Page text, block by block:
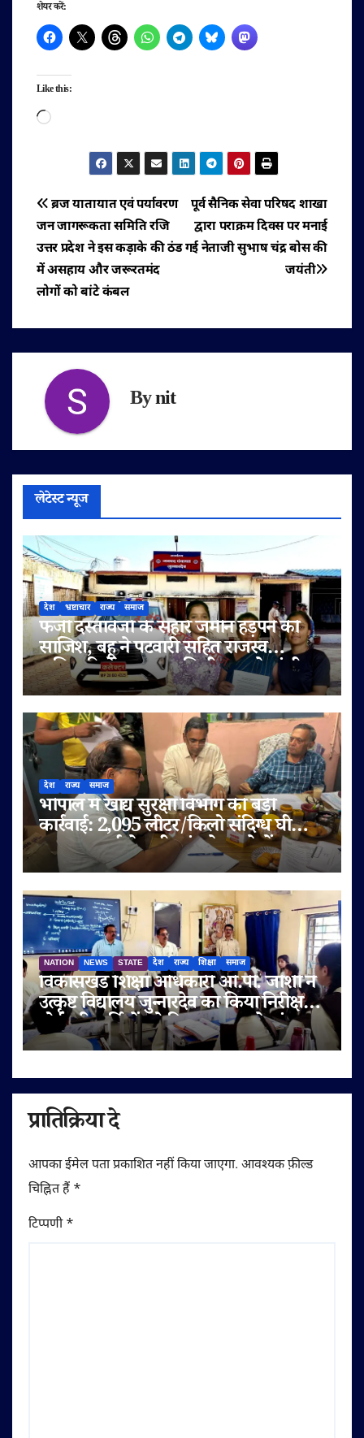
शेयर करें:
Like this:
Loading…
पोस्ट
नेविगेशन
पूर्व सैनिक सेवा परिषद शाखा
द्वारा पराक्रम दिवस पर मनाई
गई नेताजी सुभाष चंद्र बोस की
जयंती
ब्रज यातायात एवं पर्यावरण
जन जागरूकता समिति रजि
उत्तर प्रदेश ने इस कड़ाके की ठंड
में असहाय और जरूरतमंद
लोगों को बांटे कंबल
Bynit
लेटेस्ट न्यूज
देश भ्रष्टाचार राज्य समाज
फर्जी दस्तावेजों के सहारे जमीन हड़पने की
साजिश, बहू ने पटवारी सहित राजस्व
अधिकारियों पर लगाए मिलीभगत के गंभीर
आरोप
देश राज्य समाज
भोपाल में खाद्य सुरक्षा विभाग की बड़ी
कार्रवाई: 2,095 लीटर/किलो संदिग्ध घी
जब्त, सप्लाई चेन भी जांच के दायरे में
NATION NEWS STATE देश राज्य शिक्षा समाज
विकासखंड शिक्षा अधिकारी ओ.पी. जोशी ने
उत्कृष्ट विद्यालय जुन्नारदेव का किया निरीक्षण,
बोर्ड परीक्षार्थियों को दिए सफलता के मंत्र
प्रातिक्रिया दे
आपका ईमेल पता प्रकाशित नहीं किया जाएगा. आवश्यक फ़ील्ड
चिह्नित हैं *
टिप्पणी*